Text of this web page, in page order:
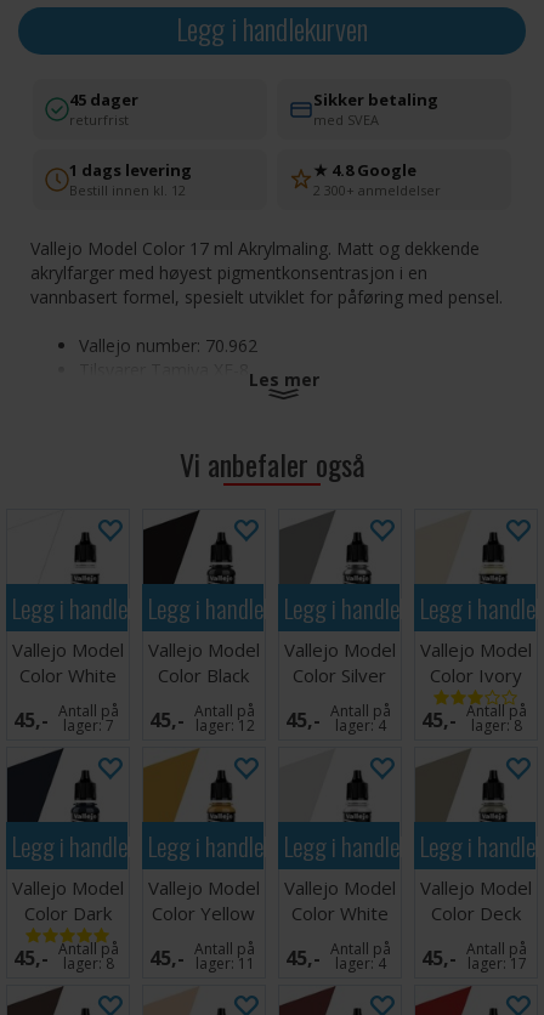
Legg i handlekurven
45 dager
returfrist
Sikker betaling
med SVEA
1 dags levering
Bestill innen kl. 12
★ 4.8 Google
2 300+ anmeldelser
Vallejo Model Color 17 ml Akrylmaling. Matt og dekkende
akrylfarger med høyest pigmentkonsentrasjon i en
vannbasert formel, spesielt utviklet for påføring med pensel.
Vallejo number: 70.962
Les mer
Vi anbefaler også
Legg i handlekurven
Vallejo Model
Color White
45,- Antall på
lager:7
Legg i handlekurven
Vallejo Model
Color Black
45,- Antall på
lager: 12
Legg i handlekurven
Vallejo Model
Color Silver
17ml
45,- Antall på
lager:4
Legg i
Vallejo Model
Color Ivory
45,- Antall på
lager:8
Legg i handlekurven
Vallejo Model
Color Dark
Sea Blue 17ml
45,- Antall på
lager:8
Legg i handlekurven
Vallejo Model
Color Yellow
Ochre 17ml
45,- Antall på
lager: 11
Legg i handlekurven
Vallejo Model
Color White
Grey 17ml
45,- Antall på
lager:4
Legg i
Vallejo Model
Color Deck
Tan 17ml
45,- Antall på
lager: 17